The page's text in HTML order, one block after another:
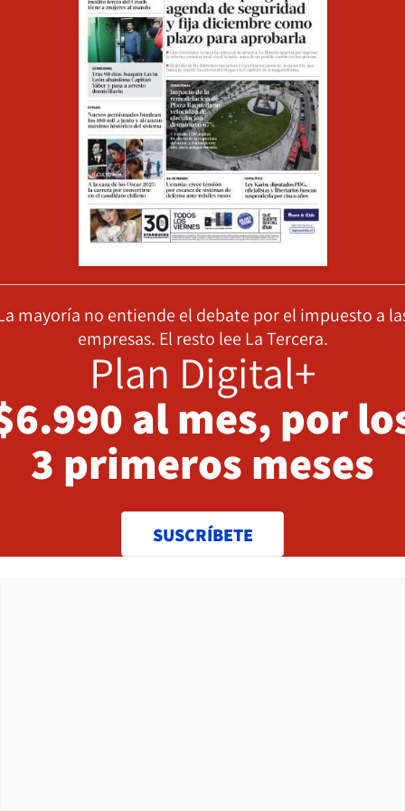
mayoría no entiende el debate por el impuesto a
empresas. El resto lee La Tercera.
Plan Digital+
al mes, por
3 primeros meses
SUSCRÍBETE